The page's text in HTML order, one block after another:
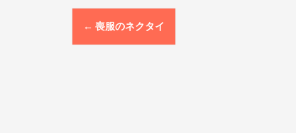
P
o
← 喪服のネクタイ